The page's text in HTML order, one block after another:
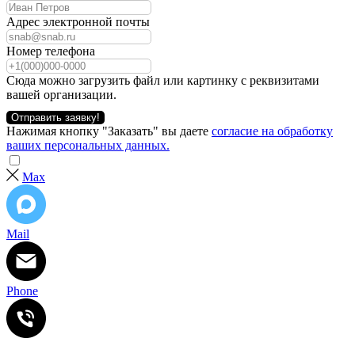
Адрес электронной почты
Номер телефона
Сюда можно загрузить файл или картинку с реквизитами
вашей организации.
Отправить заявку!
Нажимая кнопку "Заказать" вы даете согласие на обработку
ваших персональных данных.
Max
Mail
Phone